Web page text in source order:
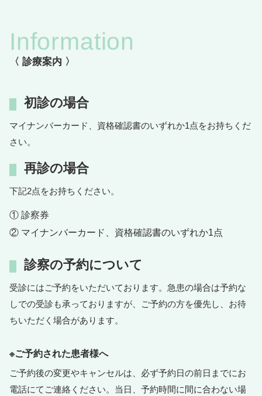
Information
〈 診療案内 〉
初診の場合
マイナンバーカード、資格確認書のいずれか1点をお持ちくだ
さい。
再診の場合
下記2点をお持ちください。
① 診察券
② マイナンバーカード、資格確認書のいずれか1点
診察の予約について
受診にはご予約をいただいております。急患の場合は予約な
しでの受診も承っておりますが、ご予約の方を優先し、お待
ちいただく場合があります。
※ご予約された患者様へ
ご予約後の変更やキャンセルは、必ず予約日の前日までにお
電話にてご連絡ください。当日、予約時間に間に合わない場